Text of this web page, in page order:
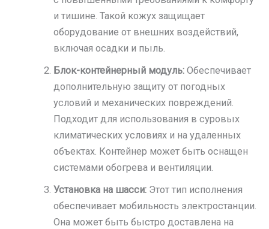
и тишине. Такой кожух защищает
оборудование от внешних воздействий,
включая осадки и пыль.
Блок-контейнерный модуль:Обеспечивает
дополнительную защиту от погодных
условий и механических повреждений.
Подходит для использования в суровых
климатических условиях и на удаленных
объектах. Контейнер может быть оснащен
системами обогрева и вентиляции.
Установка на шасси: Этот тип исполнения
обеспечивает мобильность электростанции.
Она может быть быстро доставлена на